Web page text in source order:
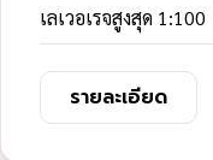
เลเวอเรจสูงสุด 1:100
รายละเอียด